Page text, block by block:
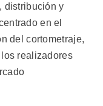
distribución y
en el
del cortometraje,
realizadores